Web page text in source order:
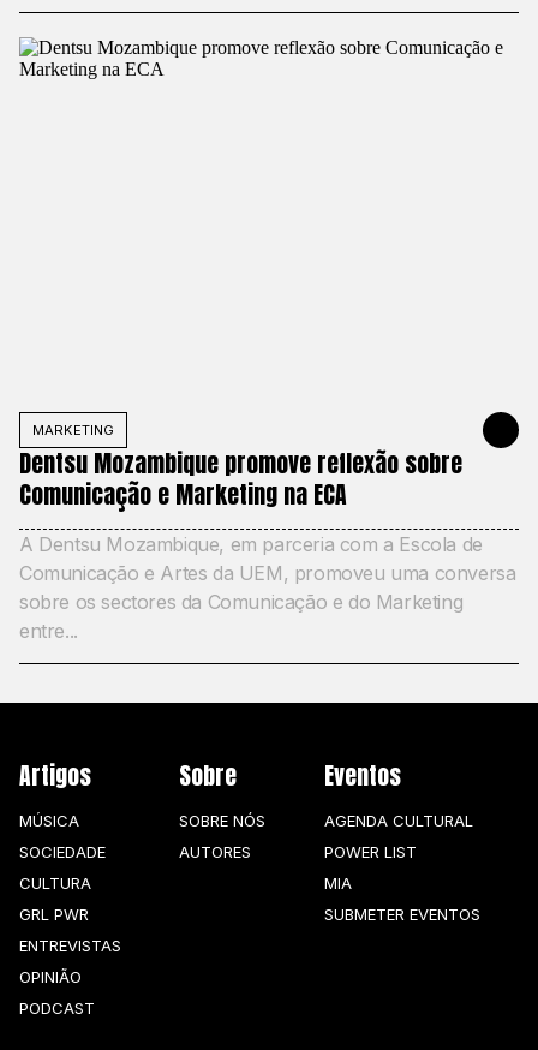
MARKETING MAY 13,
Dentsu Mozambique promove reflexão sobre
Comunicação e Marketing na ECA
A Dentsu Mozambique, em parceria com a Escola de
Comunicação e Artes da UEM, promoveu uma conversa
sobre os sectores da Comunicação e do Marketing
entre...
Artigos
MÚSICA
SOCIEDADE
CULTURA
GRL PWR
ENTREVISTAS
OPINIÃO
PODCAST
Sobre
SOBRE NÓS
AUTORES
Eventos
AGENDA CULTURAL
POWER LIST
MIA
SUBMETER EVENTOS